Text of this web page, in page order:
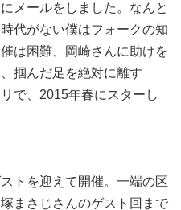
メールをしました。なんと
代がない僕はフォークの知
は困難、岡崎さんに助けを
掴んだ足を絶対に離す
で、2015年春にスターし
トを迎えて開催。一端の区
まさじさんのゲスト回まで